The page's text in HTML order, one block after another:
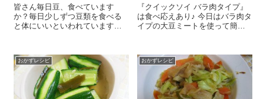
皆さん毎日豆、食べています
か？毎日少しずつ豆類を食べる
と体にいいといわれていますよ
思い立ったり、時間のないとき
にはついつい豆を摂るのを忘れ
てしまう私です(*'▽') 鍋に『ひ
『クイックソイ バラ肉タイプ』
は食べ応えあり♪ 今日はバラ肉タ
イプの大豆ミートを使って簡単
目３枚は一口大に切ります。
『クイックソイ バラ肉タイ
プ』 1袋は醤油...
おかずレシピ おかずレシピ